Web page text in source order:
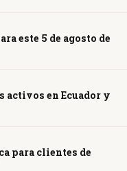
este 5 de agosto de
activos en Ecuador y
para clientes de